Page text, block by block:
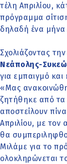
τέλη Απριλίου,
πρόγραμμα
δηλαδή ένα μήνα
Σχολιάζοντας
Νεάπολης-
για εμπαιγμό και
«Μας
ζητήθηκε από τα
αποστείλουν
Απριλίου, με
θα
Μιλάμε για το
ολοκληρώνεται